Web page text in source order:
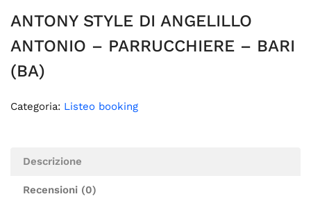
ANTONY STYLE DI ANGELILLO
ANTONIO – PARRUCCHIERE – BARI
(BA)
Categoria: Listeo booking
Descrizione
Recensioni (0)